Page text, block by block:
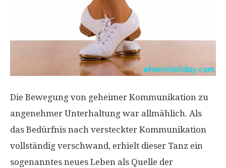
Die Bewegung von geheimer Kommunikation zu
angenehmer Unterhaltung war allmählich. Als
das Bedürfnis nach versteckter Kommunikation
vollständig verschwand, erhielt dieser Tanz ein
sogenanntes neues Leben als Quelle der